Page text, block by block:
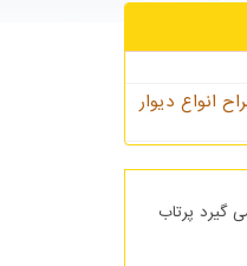
انواع دیوار
قرار می گیرد پرتاب